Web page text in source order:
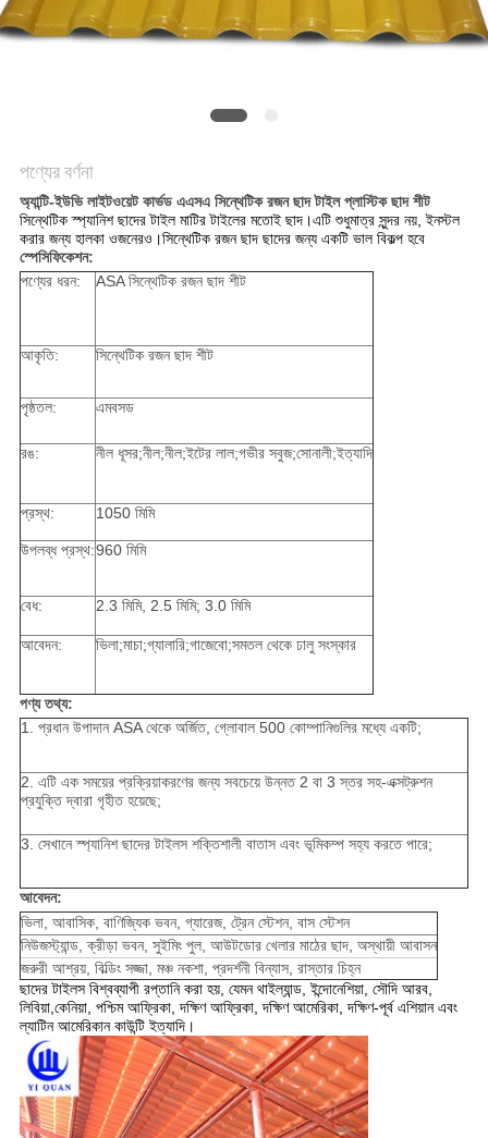
ম্যাপ
পণ্যের বর্ণনা
অ্যান্টি-ইউভি লাইটওয়েট কার্ভড এএসএ সিন্থেটিক রজন ছাদ টাইল প্লাস্টিক ছাদ শীট
সিন্থেটিক স্প্যানিশ ছাদের টাইল মাটির টাইলের মতোই ছাদ।এটি শুধুমাত্র সুন্দর নয়, ইনস্টল
করার জন্য হালকা ওজনেরও।সিন্থেটিক রজন ছাদ ছাদের জন্য একটি ভাল বিকল্প হবে
স্পেসিফিকেশন:
পণ্যের ধরন:
ASA সিন্থেটিক রজন ছাদ শীট
আকৃতি: সিন্থেটিক রজন ছাদ শীট
পৃষ্ঠতল: এমবসড
রঙ: নীল ধূসর;নীল;নীল;ইটের লাল;গভীর সবুজ;সোনালী;ইত্যাদি
প্রস্থ: 1050 মিমি
উপলব্ধ প্রস্থ:960 মিমি
বেধ: 2.3 মিমি, 2.5 মিমি; 3.0 মিমি
আবেদন: ভিলা;মাচা;গ্যালারি;গাজেবো;সমতল থেকে ঢালু সংস্কার
পণ্য তথ্য:
1. প্রধান উপাদান ASA থেকে অর্জিত, গ্লোবাল 500 কোম্পানিগুলির মধ্যে একটি;
2. এটি এক সময়ের প্রক্রিয়াকরণের জন্য সবচেয়ে উন্নত 2 বা 3 স্তর সহ-এক্সট্রুশন
প্রযুক্তি দ্বারা গৃহীত হয়েছে;
3. সেখানে স্প্যানিশ ছাদের টাইলস শক্তিশালী বাতাস এবং ভূমিকম্প সহ্য করতে পারে;
আবেদন:
ভিলা, আবাসিক, বাণিজ্যিক ভবন, গ্যারেজ, ট্রেন স্টেশন, বাস স্টেশন
নিউজস্ট্যান্ড, ক্রীড়া ভবন, সুইমিং পুল, আউটডোর খেলার মাঠের ছাদ, অস্থায়ী আবাসন
জরুরী আশ্রয়, বিল্ডিং সজ্জা, মঞ্চ নকশা, প্রদর্শনী বিন্যাস, রাস্তার চিহ্ন
ছাদের টাইলস বিশ্বব্যাপী রপ্তানি করা হয়, যেমন থাইল্যান্ড, ইন্দোনেশিয়া, সৌদি আরব,
লিবিয়া,কেনিয়া, পশ্চিম আফ্রিকা, দক্ষিণ আফ্রিকা, দক্ষিণ আমেরিকা, দক্ষিণ-পূর্ব এশিয়ান এবং
ল্যাটিন আমেরিকান কাউন্টি ইত্যাদি।